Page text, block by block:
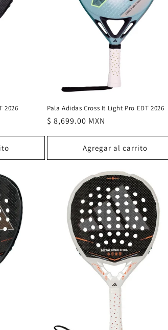
2026 Pala Adidas Cross It Light Pro EDT 2026
Precio
$ 8,699.00 MXN
Agregar al carrito